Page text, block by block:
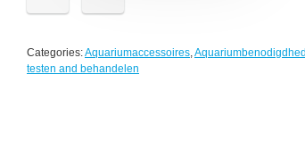
Categories:Aquariumaccessoires,
testen and behandelen